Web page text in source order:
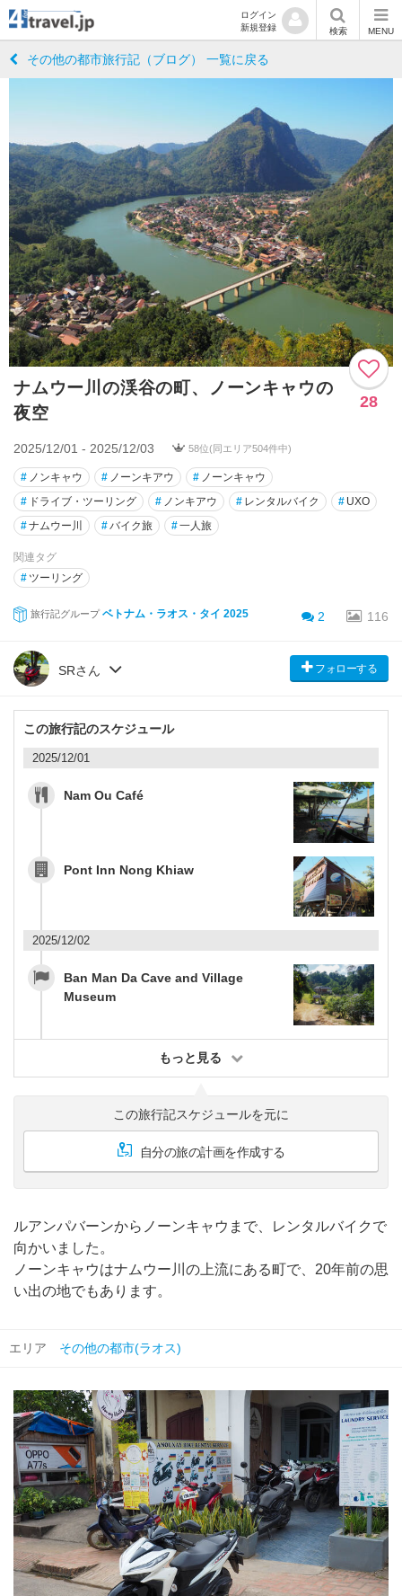
ログイン
新規登録
検索 MENU
その他の都市旅行記（ブログ） 一覧に戻る
ナムウー川の渓谷の町、ノーンキャウの
夜空
28
2025/12/01 - 2025/12/03 58位(同エリア504件中)
# ノンキャウ # ノーンキアウ # ノーンキャウ
# ドライブ・ツーリング # ノンキアウ # レンタルバイク # UXO
#ナムウー川 #バイク旅 #一人旅
関連タグ
# ツーリング
旅行記グループ ベトナム・ラオス・タイ 2025 2 116
SRさん フォローする
この旅行記のスケジュール
2025/12/01
Nam Ou Café
Pont Inn Nong Khiaw
2025/12/02
Ban Man Da Cave and Village
Museum
もっと見る
この旅行記スケジュールを元に
自分の旅の計画を作成する
ルアンパバーンからノーンキャウまで、レンタルバイクで
向かいました。
ノーンキャウはナムウー川の上流にある町で、20年前の思
い出の地でもあります。
エリア その他の都市(ラオス)